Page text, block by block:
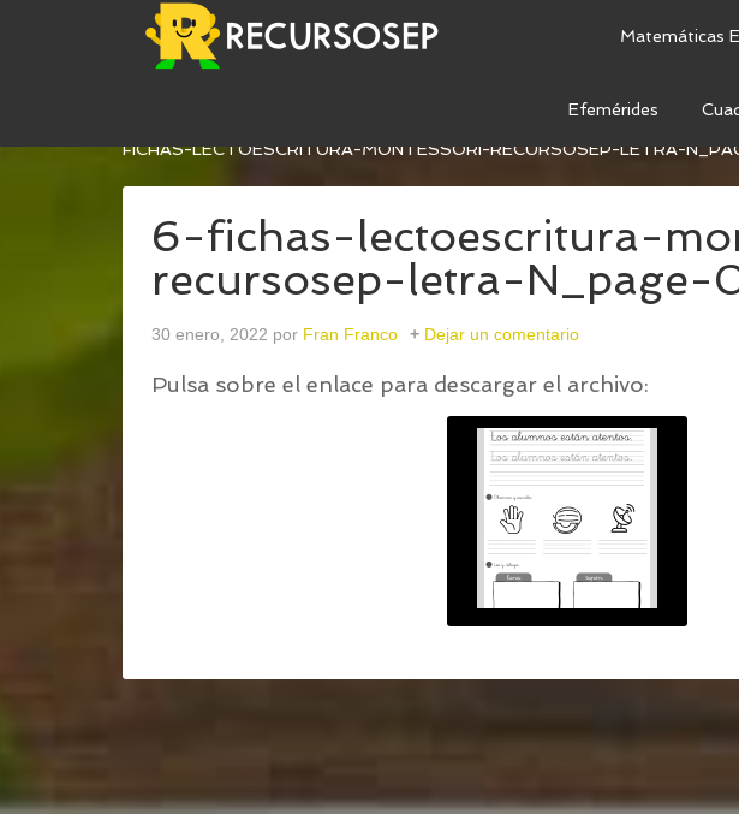
Matemáticas
Efemérides
FICHAS DE LECTOESCRITURA – LETRA N
FICHAS-LECTOESCRITURA-MONTESSORI-RECURSOSEP-LETRA-
6-fichas-lectoescritura-
recursosep-letra-
30 enero, 2022 por Fran Franco Dejar un comentario
Pulsa sobre el enlace para descargar el archivo: